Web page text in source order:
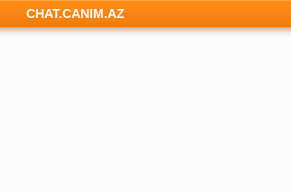
CHAT.CANIM.AZ